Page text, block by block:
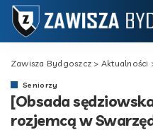
Zawisza Bydgoszcz > Aktualności
Seniorzy
[Obsada
rozjemcą w